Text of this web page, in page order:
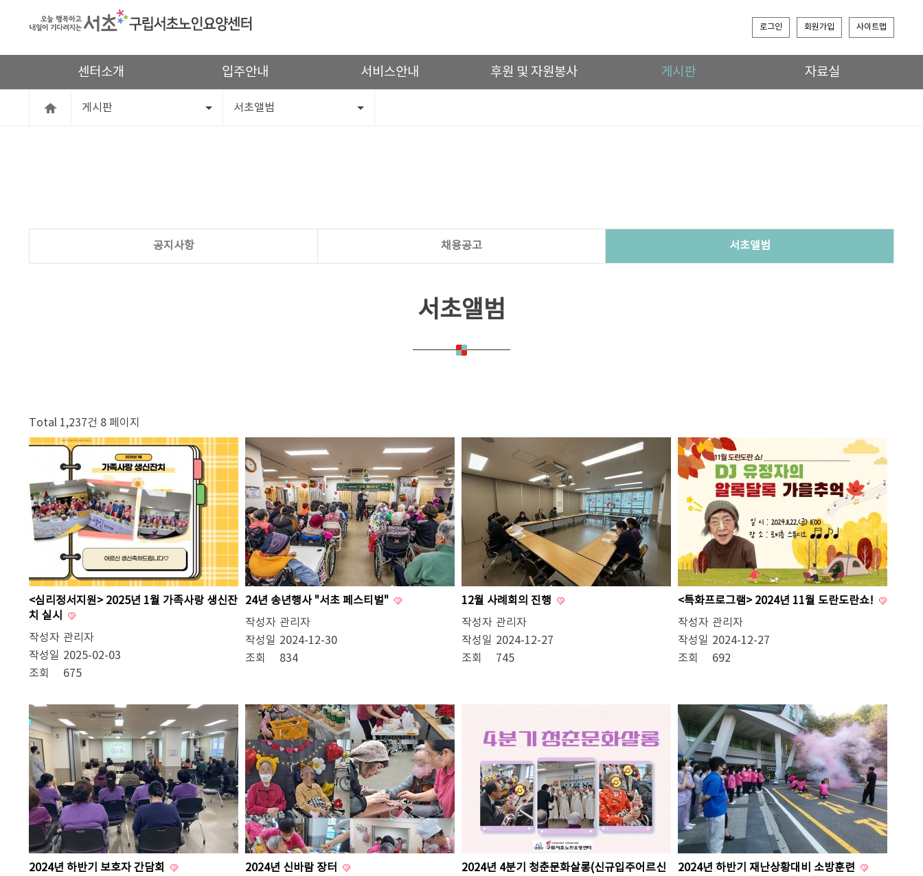
로그인 회원가입 사이트맵
센터소개 입주안내 서비스안내 후원 및 자원봉사 게시판 자료실
게시판 서초앨범
공지사항 채용공고 서초앨범
서초앨범
Total 1,237건 8 페이지
<심리정서지원> 2025년 1월 가족사랑 생신잔
치 실시
작성자 관리자
작성일 2025-02-03
조회
675
24년 송년행사 "서초 페스티벌"
작성자 관리자
작성일 2024-12-30
조회
834
12월 사례회의 진행
작성자 관리자
작성일 2024-12-27
조회
745
<특화프로그램> 2024년 11월 도란도란쇼!
작성자 관리자
작성일 2024-12-27
조회
692
2024년 하반기 보호자 간담회
2024년 신바람 장터
2024년 4분기 청춘문화살롱(신규입주어르신
2024년 하반기 재난상황대비 소방훈련